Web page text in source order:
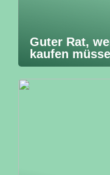
Guter Rat,
kaufen